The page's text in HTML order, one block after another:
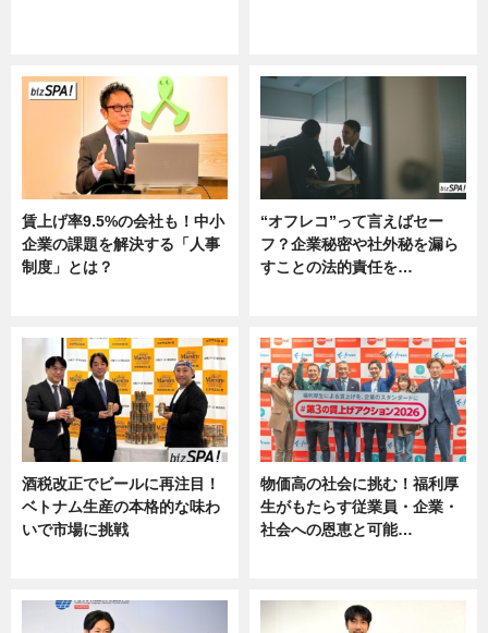
賃上げ率9.5%の会社も！中小
企業の課題を解決する「人事
制度」とは？
“オフレコ”って言えばセー
フ？企業秘密や社外秘を漏ら
すことの法的責任を…
酒税改正でビールに再注目！
ベトナム生産の本格的な味わ
いで市場に挑戦
物価高の社会に挑む！福利厚
生がもたらす従業員・企業・
社会への恩恵と可能…